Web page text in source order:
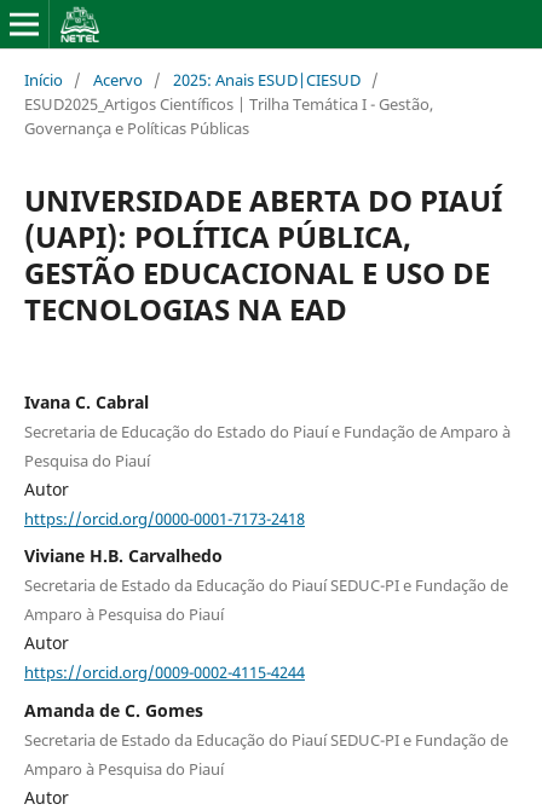
Início / Acervo / 2025: Anais ESUD|CIESUD /
ESUD2025_Artigos Científicos | Trilha Temática I - Gestão,
Governança e Políticas Públicas
UNIVERSIDADE ABERTA DO PIAUÍ
(UAPI): POLÍTICA PÚBLICA,
GESTÃO EDUCACIONAL E USO DE
TECNOLOGIAS NA EAD
Ivana C. Cabral
Secretaria de Educação do Estado do Piauí e Fundação de Amparo à
Pesquisa do Piauí
Autor
https://orcid.org/0000-0001-7173-2418
Viviane H.B. Carvalhedo
Secretaria de Estado da Educação do Piauí SEDUC-PI e Fundação de
Amparo à Pesquisa do Piauí
Autor
https://orcid.org/0009-0002-4115-4244
Amanda de C. Gomes
Secretaria de Estado da Educação do Piauí SEDUC-PI e Fundação de
Amparo à Pesquisa do Piauí
Autor